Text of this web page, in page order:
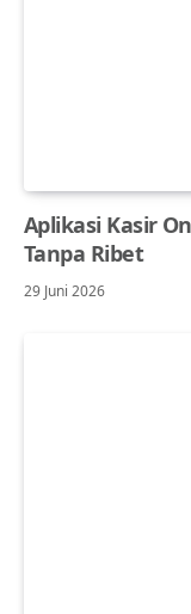
Aplikasi Kasir
Tanpa Ribet
29 Juni 2026